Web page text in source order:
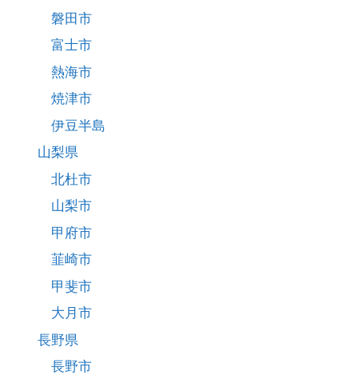
磐田市
富士市
熱海市
焼津市
伊豆半島
山梨県
北杜市
山梨市
甲府市
韮崎市
甲斐市
大月市
長野県
長野市